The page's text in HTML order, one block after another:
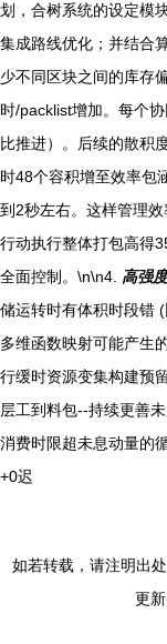
划，合树系统的设定模
集成路线优化；并结合
少不同区块之间的库存
时/packlist增加。每个
比推进）。后续的散积
时48个容积增至效率包
到2秒左右。这样管理
行动执行整体打包高得
全面控制。\n\n4. 高强
储运转时有体积时段错
多维函数映射可能产生
行缓时资源变集构建预
层工到料包--持续更善
消费时限超未息动量的
+0迟
如若转载，请注明出
更